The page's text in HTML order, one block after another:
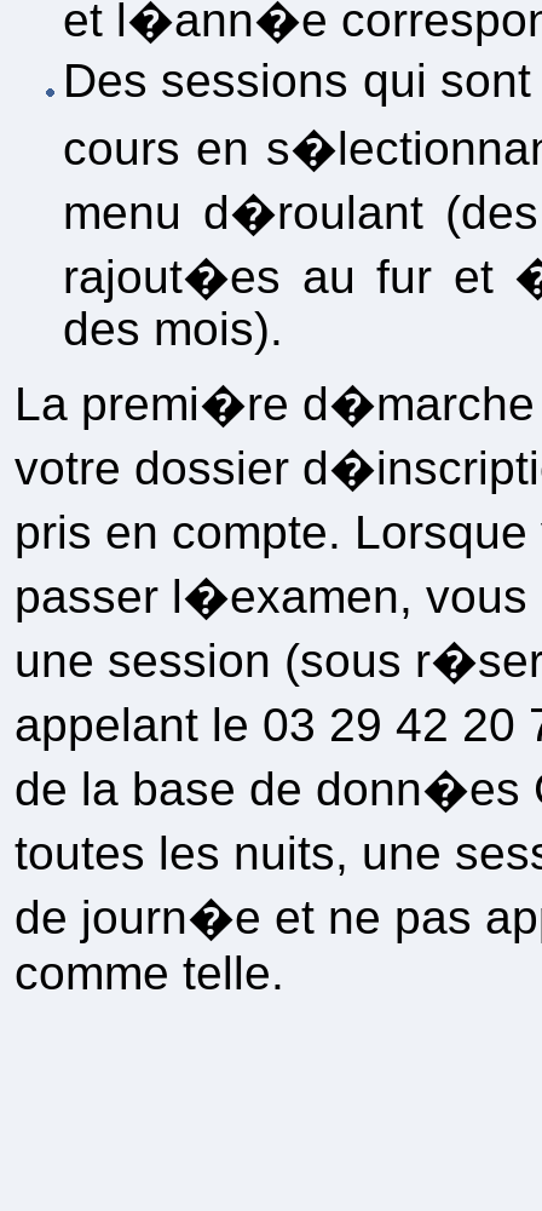
et l�ann�e
Des sessions qui
cours en
menu d�roulant
rajout�es au fur et
des mois).
La premi�re
votre dossier
pris en compte.
passer l�examen,
une session (sous
appelant le 03 29 42
de la base de donn�es
toutes les nuits, une
de journ�e et ne pas
comme telle.